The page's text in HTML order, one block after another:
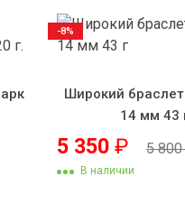
Широкий
14 мм 43
5 350 ₽ 5 800
В наличии
-8%